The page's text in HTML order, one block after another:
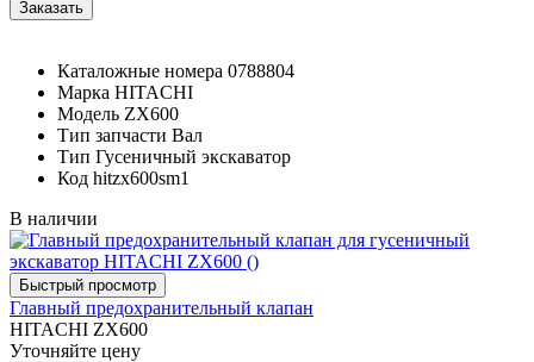
Каталожные номера 0788804
Марка HITACHI
Модель ZX600
Тип запчасти Вал
Тип Гусеничный экскаватор
Код hitzx600sm1
В наличии
Главный предохранительный клапан
HITACHI ZX600
Уточняйте цену